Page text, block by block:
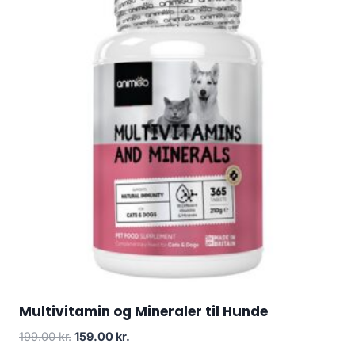
Multivitamin og Mineraler til Hunde
199.00kr. Den
159.00 kr.